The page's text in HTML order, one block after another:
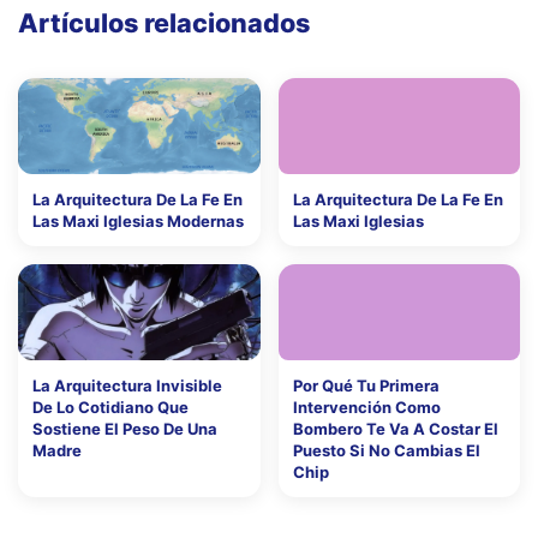
Artículos relacionados
La Arquitectura De La Fe En
Las Maxi Iglesias Modernas
La Arquitectura De La Fe En
Las Maxi Iglesias
La Arquitectura Invisible
De Lo Cotidiano Que
Sostiene El Peso De Una
Madre
Por Qué Tu Primera
Intervención Como
Bombero Te Va A Costar El
Puesto Si No Cambias El
Chip